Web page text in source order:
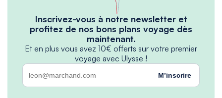
Inscrivez-vous à notre newsletter et
profitez de nos bons plans voyage dès
maintenant.
Et en plus vous avez 10€ offerts sur votre premier
voyage avec Ulysse !
M’inscrire